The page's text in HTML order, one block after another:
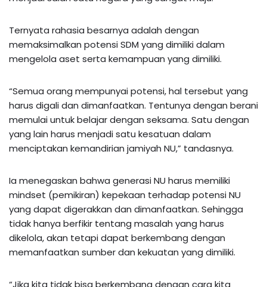
Ternyata rahasia besarnya adalah dengan
memaksimalkan potensi SDM yang dimiliki dalam
mengelola aset serta kemampuan yang dimiliki.
“Semua orang mempunyai potensi, hal tersebut yang
harus digali dan dimanfaatkan. Tentunya dengan berani
memulai untuk belajar dengan seksama. Satu dengan
yang lain harus menjadi satu kesatuan dalam
menciptakan kemandirian jamiyah NU,” tandasnya.
Ia menegaskan bahwa generasi NU harus memiliki
mindset (pemikiran) kepekaan terhadap potensi NU
yang dapat digerakkan dan dimanfaatkan. Sehingga
tidak hanya berfikir tentang masalah yang harus
dikelola, akan tetapi dapat berkembang dengan
memanfaatkan sumber dan kekuatan yang dimiliki.
“Jika kita tidak bisa berkembang dengan cara kita